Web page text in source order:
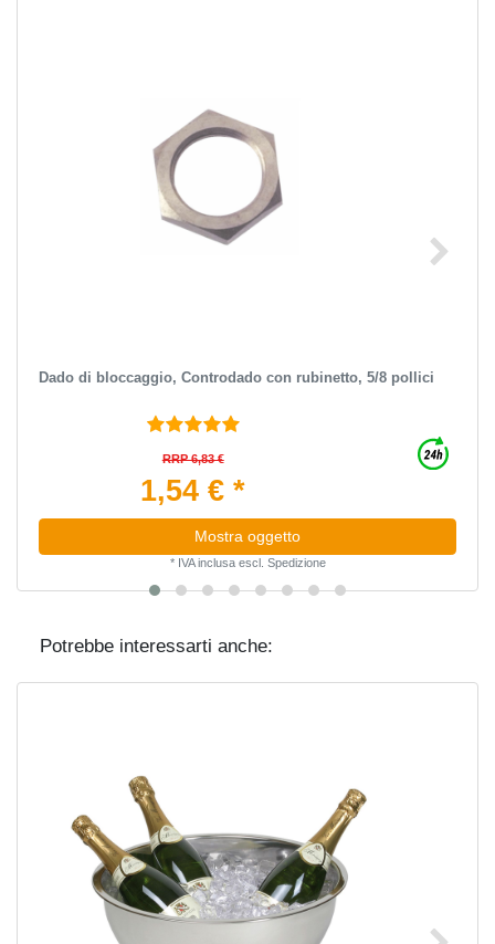
Dado di bloccaggio, Controdado con rubinetto, 5/8 pollici
RRP 6,83 €
1,54 € *
Mostra oggetto
* IVA inclusaescl. Spedizione
Potrebbe interessarti anche: